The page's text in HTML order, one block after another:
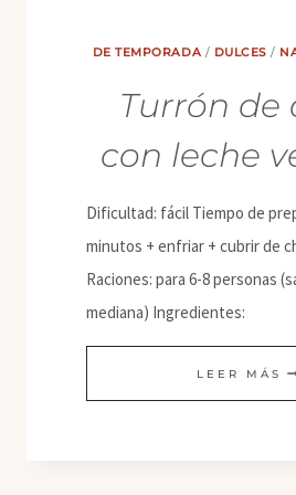
DE TEMPORADA / DULCES /
Turrón de
con leche
Dificultad: fácil Tiempo de
minutos + enfriar + cubrir de
Raciones: para 6-8 personas
mediana) Ingredientes:
LEER MÁS